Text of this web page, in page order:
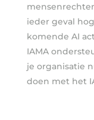
ieder geval
komende AI
IAMA
je organisatie
doen met het